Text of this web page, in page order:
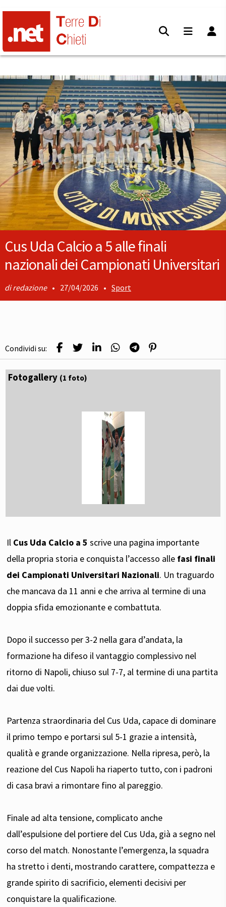
Cus Uda Calcio a 5 alle finali
nazionali dei Campionati Universitari
redazione • 27/04/2026 • Sport
Condividi su:
Fotogallery (1 foto)
Il Cus Uda Calcio a 5scrive una pagina importante
della propria storia e conquista l’accesso alle fasi finali
dei Campionati Universitari Nazionali. Un traguardo
che mancava da 11 anni e che arriva al termine di una
doppia sfida emozionante e combattuta.
Dopo il successo per 3-2 nella gara d’andata, la
formazione ha difeso il vantaggio complessivo nel
ritorno di Napoli, chiuso sul 7-7, al termine di una partita
dai due volti.
Partenza straordinaria del Cus Uda, capace di dominare
il primo tempo e portarsi sul 5-1 grazie a intensità,
qualità e grande organizzazione. Nella ripresa, però, la
reazione del Cus Napoli ha riaperto tutto, con i padroni
di casa bravi a rimontare fino al pareggio.
Finale ad alta tensione, complicato anche
dall’espulsione del portiere del Cus Uda, già a segno nel
corso del match. Nonostante l’emergenza, la squadra
ha stretto i denti, mostrando carattere, compattezza e
grande spirito di sacrificio, elementi decisivi per
conquistare la qualificazione.